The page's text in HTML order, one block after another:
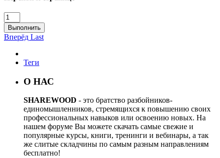
Выполнить
Вперёд Last
Теги
О НАС
SHAREWOOD - это братство разбойников-
единомышленников, стремящихся к повышению своих
профессиональных навыков или освоению новых. На
нашем форуме Вы можете скачать самые свежие и
популярные курсы, книги, тренинги и вебинары, а так
же слитые складчины по самым разным направлениям
бесплатно!